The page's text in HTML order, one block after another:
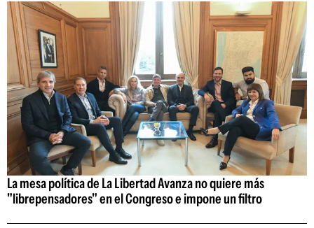
La mesa política de La Libertad Avanza no quiere más
"librepensadores" en el Congreso e impone un filtro